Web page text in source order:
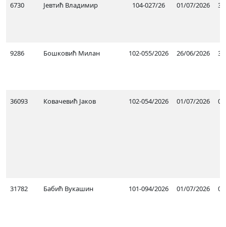
6730 Јевтић Владимир 104-027/26 01/07/2026
9286 Бошковић Милан 102-055/2026 26/06/2026
36093 Ковачевић Јаков 102-054/2026 01/07/2026
31782 Бабић Вукашин 101-094/2026 01/07/2026